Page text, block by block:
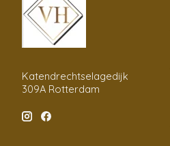
Katendrechtselagedijk
309A Rotterdam